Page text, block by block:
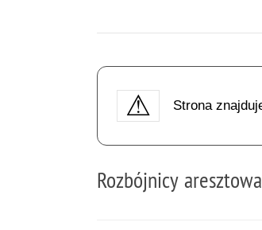
Strona
Rozbójnicy